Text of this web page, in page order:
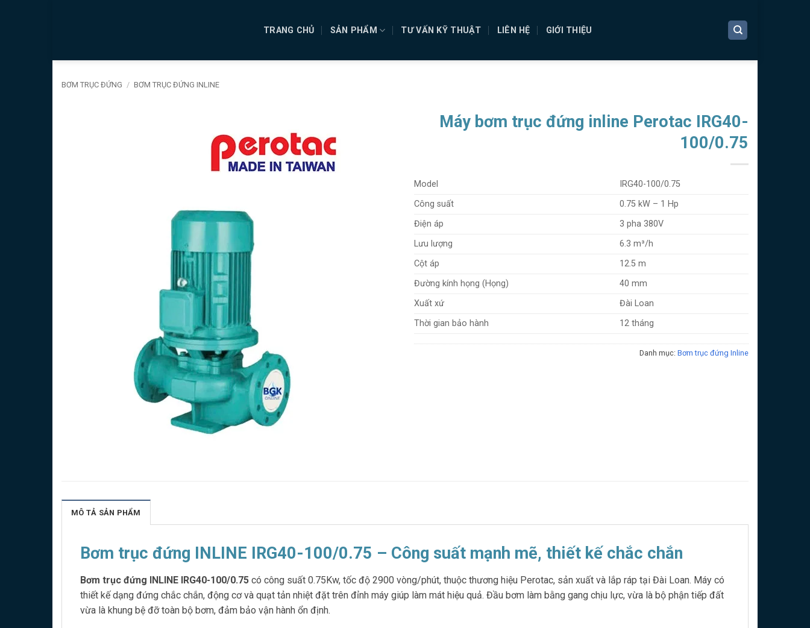
TRANG CHỦ SẢN PHẨM TƯ VẤN KỸ THUẬT LIÊN HỆ GIỚI THIỆU
BƠM TRỤC ĐỨNG / BƠM TRỤC ĐỨNG INLINE
Máy bơm trục đứng inline Perotac IRG40-
100/0.75
Model
IRG40-100/0.75
Công suất
0.75 kW – 1 Hp
Điện áp
3 pha 380V
Lưu lượng
6.3 m³/h
Cột áp
12.5 m
Đường kính họng (Họng)
40 mm
Xuất xứ
Đài Loan
Thời gian bảo hành
12 tháng
Danh mục: Bơm trục đứng Inline
MÔ TẢ SẢN PHẨM
Bơm trục đứng INLINE IRG40-100/0.75 – Công suất mạnh mẽ, thiết kế chắc chắn
Bơm trục đứng INLINE IRG40-100/0.75 có công suất 0.75Kw, tốc độ 2900 vòng/phút, thuộc thương hiệu Perotac, sản xuất và lắp ráp tại Đài Loan. Máy có
thiết kế dạng đứng chắc chắn, động cơ và quạt tản nhiệt đặt trên đỉnh máy giúp làm mát hiệu quả. Đầu bơm làm bằng gang chịu lực, vừa là bộ phận tiếp đất
vừa là khung bệ đỡ toàn bộ bơm, đảm bảo vận hành ổn định.